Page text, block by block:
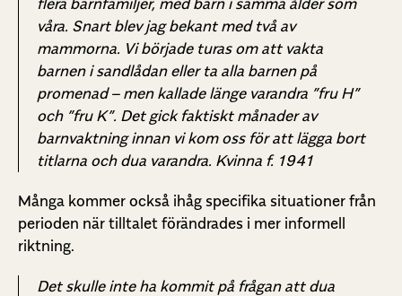
våra. Snart blev jag bekant med två av
mammorna. Vi började turas om att vakta
barnen i sandlådan eller ta alla barnen på
promenad – men kallade länge varandra ”fru H”
och ”fru K”. Det gick faktiskt månader av
barnvaktning innan vi kom oss för att lägga bort
titlarna och dua varandra. Kvinna f. 1941
Många kommer också ihåg specifika situationer från
perioden när tilltalet förändrades i mer informell
riktning.
Det skulle inte ha kommit på frågan att dua